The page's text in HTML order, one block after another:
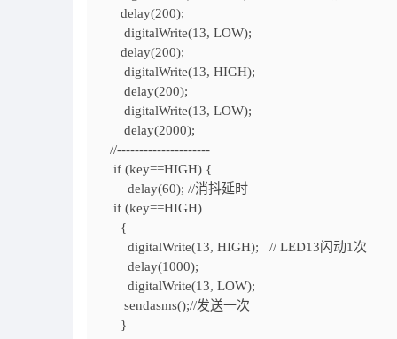
delay(200);
digitalWrite(13, LOW);
delay(200);
digitalWrite(13, HIGH);
delay(200);
digitalWrite(13, LOW);
delay(2000);
//---------------------
if (key==HIGH) {
delay(60); //消抖延时
if (key==HIGH)
{
digitalWrite(13, HIGH); // LED13闪动1次
delay(1000);
digitalWrite(13, LOW);
sendasms();//发送一次
}